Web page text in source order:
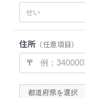
住所 （任意項目）
〒